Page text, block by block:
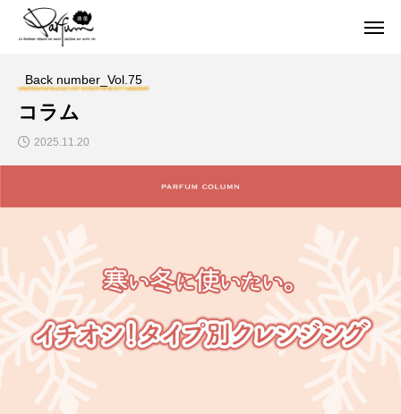
Back number_Vol.75
コラム
2025.11.20